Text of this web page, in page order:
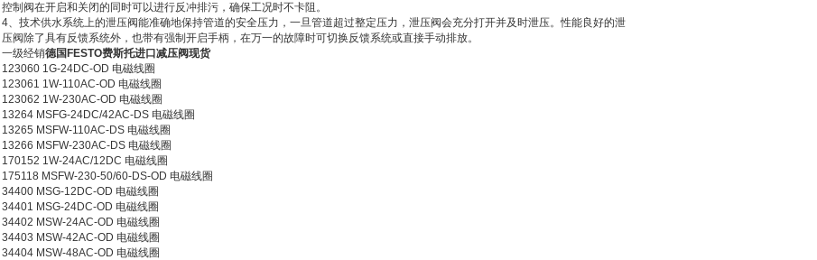
控制阀在开启和关闭的同时可以进行反冲排污，确保工况时不卡阻。
4、技术供水系统上的泄压阀能准确地保持管道的安全压力，一旦管道超过整定压力，泄压阀会充分打开并及时泄压。性能良好的泄
压阀除了具有反馈系统外，也带有强制开启手柄，在万一的故障时可切换反馈系统或直接手动排放。
一级经销德国FESTO费斯托进口减压阀现货
123060 1G-24DC-OD 电磁线圈
123061 1W-110AC-OD 电磁线圈
123062 1W-230AC-OD 电磁线圈
13264 MSFG-24DC/42AC-DS 电磁线圈
13265 MSFW-110AC-DS 电磁线圈
13266 MSFW-230AC-DS 电磁线圈
170152 1W-24AC/12DC 电磁线圈
175118 MSFW-230-50/60-DS-OD 电磁线圈
34400 MSG-12DC-OD 电磁线圈
34401 MSG-24DC-OD 电磁线圈
34402 MSW-24AC-OD 电磁线圈
34403 MSW-42AC-OD 电磁线圈
34404 MSW-48AC-OD 电磁线圈